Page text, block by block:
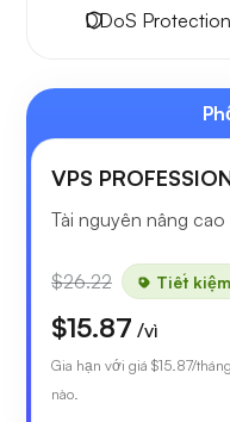
DDoS Protection
VPS
Tài nguyên nâng
$26.22 Tiết
$15.87 /vì
Gia hạn với giá $15.87/
nào.